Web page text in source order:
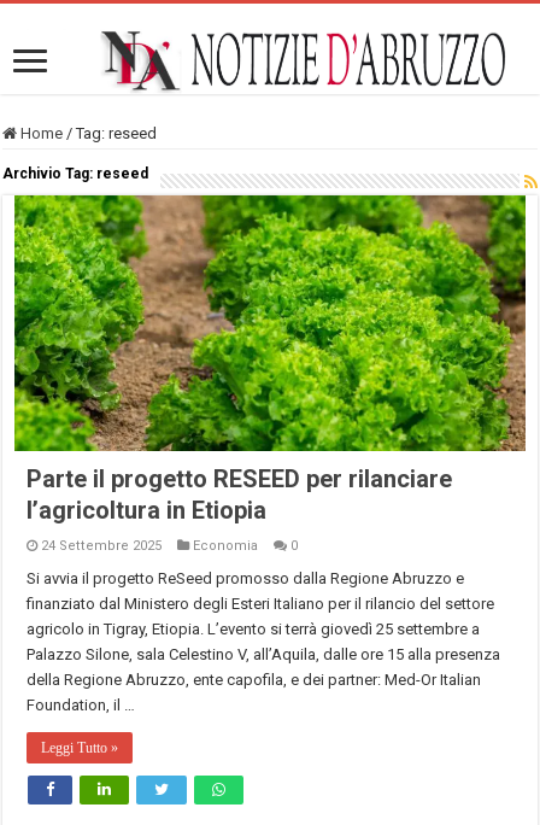
Home / Tag:reseed
Archivio Tag: reseed
Parte il progetto RESEED per rilanciare
l’agricoltura in Etiopia
24 Settembre 2025 Economia 0
Si avvia il progetto ReSeed promosso dalla Regione Abruzzo e
finanziato dal Ministero degli Esteri Italiano per il rilancio del settore
agricolo in Tigray, Etiopia. L’evento si terrà giovedì 25 settembre a
Palazzo Silone, sala Celestino V, all’Aquila, dalle ore 15 alla presenza
della Regione Abruzzo, ente capofila, e dei partner: Med-Or Italian
Foundation, il …
Leggi Tutto »